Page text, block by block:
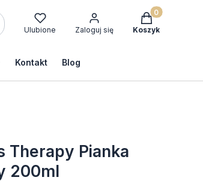
Ulubione Zaloguj się
Produkty w
Koszyk
Kontakt Blog
Therapy Pianka
200ml